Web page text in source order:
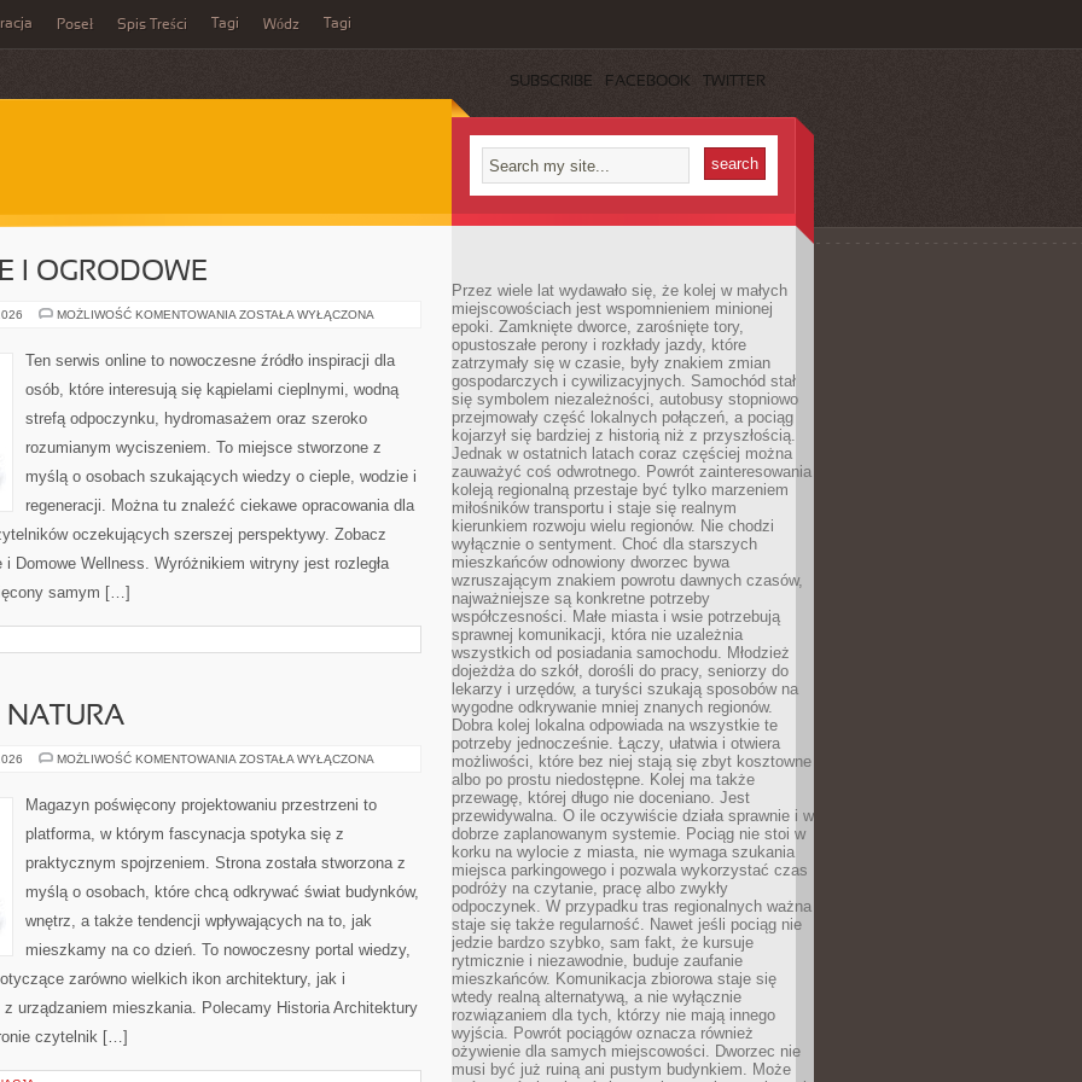
Poseł Spis Treści Tagi Wódz Tagi
SUBSCRIBE FACEBOOK TWITTER
I OGRODOWE
MOŻLIWOŚĆ KOMENTOWANIA BASENY
OGRODOWE
ZOSTAŁA WYŁĄCZONA
Ten serwis online to nowoczesne źródło inspiracji dla
osób, które interesują się kąpielami cieplnymi, wodną
strefą odpoczynku, hydromasażem oraz szeroko
rozumianym wyciszeniem. To miejsce stworzone z
myślą o osobach szukających wiedzy o cieple, wodzie i
regeneracji. Można tu znaleźć ciekawe opracowania dla
oczekujących szerszej perspektywy. Zobacz
Domowe Wellness. Wyróżnikiem witryny jest rozległa
samym […]
NATURA
MOŻLIWOŚĆ KOMENTOWANIA ARCHITEKTURA
ZOSTAŁA WYŁĄCZONA
Magazyn poświęcony projektowaniu przestrzeni to
platforma, w którym fascynacja spotyka się z
praktycznym spojrzeniem. Strona została stworzona z
myślą o osobach, które chcą odkrywać świat budynków,
wnętrz, a także tendencji wpływających na to, jak
mieszkamy na co dzień. To nowoczesny portal wiedzy,
zarówno wielkich ikon architektury, jak i
urządzaniem mieszkania. Polecamy Historia Architektury
czytelnik […]
Przez wiele lat wydawało się, że kolej w małych
miejscowościach jest wspomnieniem minionej
epoki. Zamknięte dworce, zarośnięte tory,
opustoszałe perony i rozkłady jazdy, które
zatrzymały się w czasie, były znakiem zmian
gospodarczych i cywilizacyjnych. Samochód stał
się symbolem niezależności, autobusy stopniowo
przejmowały część lokalnych połączeń, a pociąg
kojarzył się bardziej z historią niż z przyszłością.
Jednak w ostatnich latach coraz częściej można
zauważyć coś odwrotnego. Powrót zainteresowania
koleją regionalną przestaje być tylko marzeniem
miłośników transportu i staje się realnym
kierunkiem rozwoju wielu regionów. Nie chodzi
wyłącznie o sentyment. Choć dla starszych
mieszkańców odnowiony dworzec bywa
wzruszającym znakiem powrotu dawnych czasów,
najważniejsze są konkretne potrzeby
współczesności. Małe miasta i wsie potrzebują
sprawnej komunikacji, która nie uzależnia
wszystkich od posiadania samochodu. Młodzież
dojeżdża do szkół, dorośli do pracy, seniorzy do
lekarzy i urzędów, a turyści szukają sposobów na
wygodne odkrywanie mniej znanych regionów.
Dobra kolej lokalna odpowiada na wszystkie te
potrzeby jednocześnie. Łączy, ułatwia i otwiera
możliwości, które bez niej stają się zbyt kosztowne
albo po prostu niedostępne. Kolej ma także
przewagę, której długo nie doceniano. Jest
przewidywalna. O ile oczywiście działa sprawnie i w
dobrze zaplanowanym systemie. Pociąg nie stoi w
korku na wylocie z miasta, nie wymaga szukania
miejsca parkingowego i pozwala wykorzystać czas
podróży na czytanie, pracę albo zwykły
odpoczynek. W przypadku tras regionalnych ważna
staje się także regularność. Nawet jeśli pociąg nie
jedzie bardzo szybko, sam fakt, że kursuje
rytmicznie i niezawodnie, buduje zaufanie
mieszkańców. Komunikacja zbiorowa staje się
wtedy realną alternatywą, a nie wyłącznie
rozwiązaniem dla tych, którzy nie mają innego
wyjścia. Powrót pociągów oznacza również
ożywienie dla samych miejscowości. Dworzec nie
musi być już ruiną ani pustym budynkiem. Może